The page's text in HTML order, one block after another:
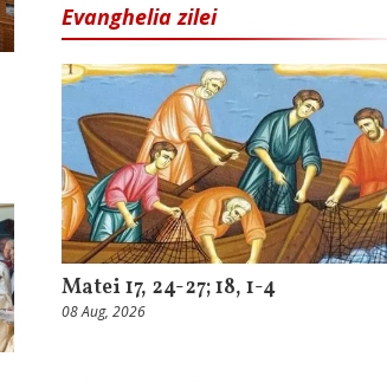
Evanghelia zilei
Matei 17, 24-27; 18, 1-4
08 Aug, 2026